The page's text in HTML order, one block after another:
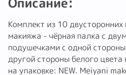
Комплект из 10
макияжа - чёрная палка с
подушечками с одной
другой стороны белого цвета
на упаковке: NEW. Meiyani